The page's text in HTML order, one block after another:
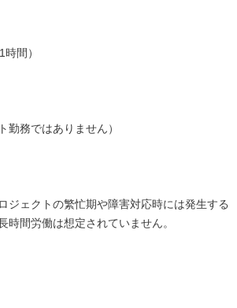
間）
勤務ではありません）
ジェクトの繁忙期や障害対応時には発生する
間労働は想定されていません。